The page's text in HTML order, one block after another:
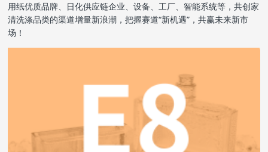
用纸优质品牌、日化供应链企业、设备、工厂、智能系统等，共创家
清洗涤品类的渠道增量新浪潮，把握赛道“新机遇”，共赢未来新市
场！